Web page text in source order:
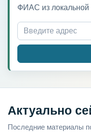
ФИАС из локальной
Актуально
Последние материалы